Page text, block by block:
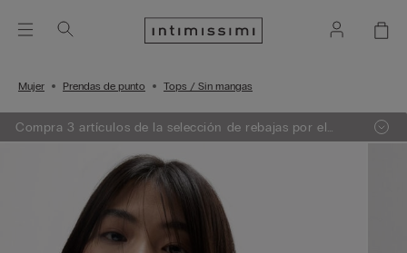
Mujer Prendas de punto Tops / Sin mangas
Compra 3 artículos de la selección de rebajas por el
precio de 2. El descuento se aplicará automáticamente